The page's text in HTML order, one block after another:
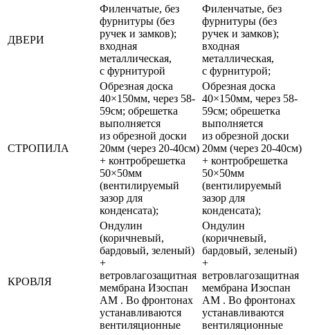
ДВЕРИ
Филенчатые, без
фурнитуры (без
ручек и замков);
входная
металлическая,
с фурнитурой
Филенчатые, без
фурнитуры (без
ручек и замков);
входная
металлическая,
с фурнитурой;
СТРОПИЛА
Обрезная доска
40×150мм, через 58-
59см; обрешетка
выполняется
из обрезной доски
20мм (через 20-40см)
+ контробрешетка
50×50мм
(вентилируемый
зазор для
конденсата);
Обрезная доска
40×150мм, через 58-
59см; обрешетка
выполняется
из обрезной доски
20мм (через 20-40см)
+ контробрешетка
50×50мм
(вентилируемый
зазор для
конденсата);
КРОВЛЯ
Ондулин
(коричневый,
бардовый, зеленый)
+
ветровлагозащитная
мембрана Изоспан
АМ . Во фронтонах
устанавливаются
вентиляционные
Ондулин
(коричневый,
бардовый, зеленый)
+
ветровлагозащитная
мембрана Изоспан
АМ . Во фронтонах
устанавливаются
вентиляционные